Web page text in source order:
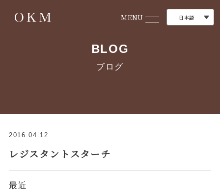
MENU
BLOG
ブログ
2016.04.12
レジスタントスターチ
最近